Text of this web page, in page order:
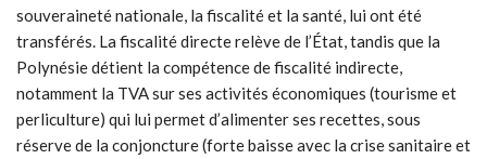
souveraineté nationale, la fiscalité et la santé, lui ont été
transférés. La fiscalité directe relève de l’État, tandis que la
Polynésie détient la compétence de fiscalité indirecte,
notamment la TVA sur ses activités économiques (tourisme et
perliculture) qui lui permet d’alimenter ses recettes, sous
réserve de la conjoncture (forte baisse avec la crise sanitaire et